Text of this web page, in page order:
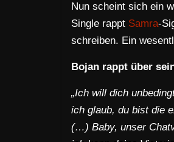
Nun scheint sich ein
Single rappt Samra-
schreiben. Ein
Bojan rappt über
„Ich will dich
ich glaub, du bist die
(…) Baby, unser